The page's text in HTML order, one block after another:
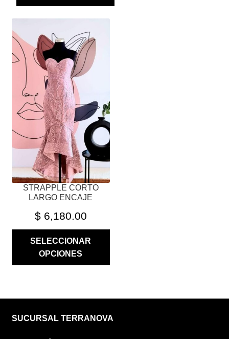
STRAPPLE CORTO
LARGO ENCAJE
$6,180.00
SELECCIONAR
OPCIONES
PRODUCTO
TIENE
MÚLTIPLES
VARIANTES.
LAS
OPCIONES
SE
PUEDEN
ELEGIR
LA
PÁGINA
SUCURSAL TERRANOVA